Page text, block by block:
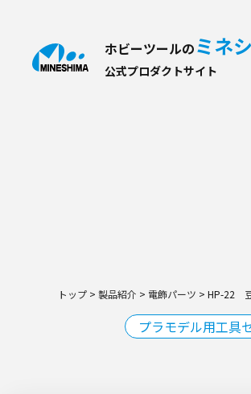
ホビーツールのミネ
公式プロダク トサイ ト
トップ > 製品紹介 > 電飾パーツ > HP-22
プラモデル用工具